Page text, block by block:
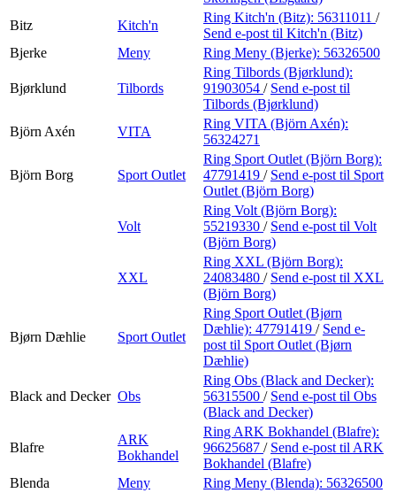
Bitz
Kitch'n
Ring Kitch'n (Bitz): 56311011 /
Send e-post til Kitch'n (Bitz)
Bjerke
Meny Ring Meny (Bjerke): 56326500
Bjørklund Tilbords
Ring Tilbords (Bjørklund):
91903054 / Send e-post til
Tilbords (Bjørklund)
Björn Axén
VITA
Ring VITA (Björn Axén):
56324271
Björn Borg Sport Outlet
Ring Sport Outlet (Björn Borg):
47791419 / Send e-post til Sport
Outlet (Björn Borg)
Volt
Ring Volt (Björn Borg):
55219330 / Send e-post til Volt
(Björn Borg)
XXL
Ring XXL (Björn Borg):
24083480 / Send e-post til XXL
(Björn Borg)
Bjørn Dæhlie Sport Outlet
Ring Sport Outlet (Bjørn
Dæhlie): 47791419 / Send e-
post til Sport Outlet (Bjørn
Dæhlie)
Black and Decker Obs
Ring Obs (Black and Decker):
56315500 / Send e-post til Obs
(Black and Decker)
Blafre
ARK
Bokhandel
Ring ARK Bokhandel (Blafre):
96625687 / Send e-post til ARK
Bokhandel (Blafre)
Blenda
Meny Ring Meny (Blenda): 56326500